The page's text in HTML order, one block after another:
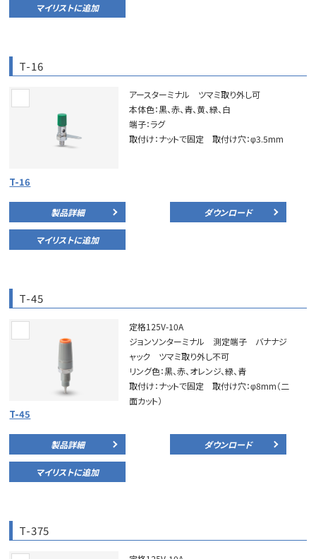
マイリストに追加
T-16
T-16
アースターミナル ツマミ取り外し可
本体色：黒、赤、青、黄、緑、白
端子：ラグ
取付け：ナットで固定 取付け穴：φ3.5mm
製品詳細 ダウンロード
マイリストに追加
T-45
T-45
定格125V-10A
ジョンソンターミナル 測定端子 バナナジ
ャック ツマミ取り外し不可
リング色：黒、赤、オレンジ、緑、青
取付け：ナットで固定 取付け穴：φ8mm（二
面カット）
製品詳細 ダウンロード
マイリストに追加
T-375